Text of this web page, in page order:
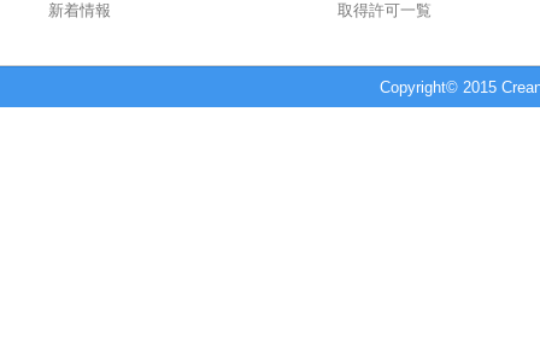
新着情報
取得許可一覧
Copyright© 2015